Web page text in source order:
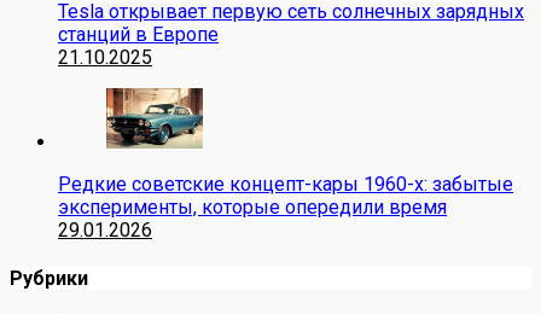
Tesla открывает первую сеть солнечных зарядных
станций в Европе
21.10.2025
Редкие советские концепт-кары 1960-х: забытые
эксперименты, которые опередили время
29.01.2026
Рубрики